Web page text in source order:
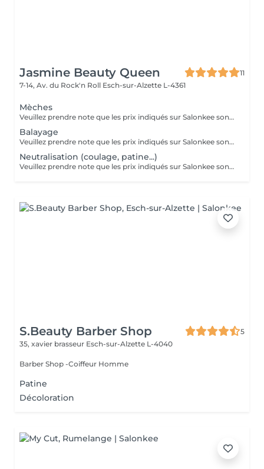
Jasmine Beauty Queen
11
7-14, Av. du Rock'n Roll Esch-sur-Alzette L-4361
Mèches
Veuillez prendre note que les prix indiqués sur Salonkee sont communiqués à titre informatif et s'entendent de base. Ces derniers sont susceptibles de varier selon le diagnostic réalisé à votre arrivée au salon et l'expertise du professionnel à qui vous confiez votre beauté. Dans tous les cas, un devis précis vous sera proposé et toutes réalisations de prestations seront effectuées avec votre accord. Un grand merci d'avance pour votre compréhension. Au plaisir de vous recevoir très vite.
Balayage
Veuillez prendre note que les prix indiqués sur Salonkee sont communiqués à titre informatif et s'entendent de base. Ces derniers sont susceptibles de varier selon le diagnostic réalisé à votre arrivée au salon et l'expertise du professionnel à qui vous confiez votre beauté. Dans tous les cas, un devis précis vous sera proposé et toutes réalisations de prestations seront effectuées avec votre accord. Un grand merci d'avance pour votre compréhension. Au plaisir de vous recevoir très vite.
Neutralisation (coulage, patine...)
Veuillez prendre note que les prix indiqués sur Salonkee sont communiqués à titre informatif et s'entendent de base. Ces derniers sont susceptibles de varier selon le diagnostic réalisé à votre arrivée au salon et l'expertise du professionnel à qui vous confiez votre beauté. Dans tous les cas, un devis précis vous sera proposé et toutes réalisations de prestations seront effectuées avec votre accord. Un grand merci d'avance pour votre compréhension. Au plaisir de vous recevoir très vite.
S.Beauty Barber Shop
5
35, xavier brasseur Esch-sur-Alzette L-4040
Barber Shop -Coiffeur Homme
Patine
Décoloration